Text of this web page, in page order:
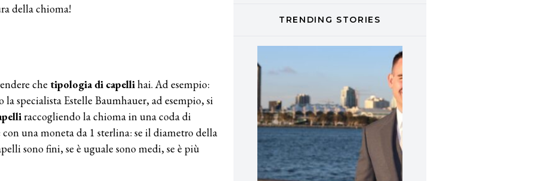
della chioma!
che tipologia di capelli hai. Ad esempio:
specialista Estelle Baumhauer, ad esempio, si
raccogliendo la chioma in una coda di
una moneta da 1 sterlina: se il diametro della
sono fini, se è uguale sono medi, se è più
LABEL.M lancia la sua
DAVINES
cofanetti beauty preziosi
per un regalo adatto ad
ogni capello
TRENDING STORIES